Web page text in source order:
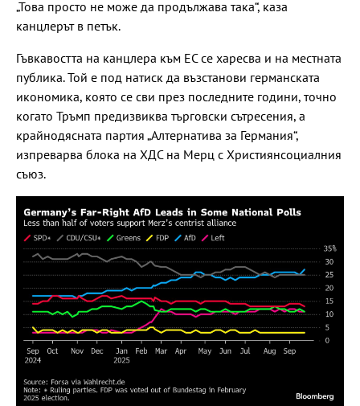
„Това просто не може да продължава така“, каза
канцлерът в петък.
Гъвкавостта на канцлера към ЕС се харесва и на местната
публика. Той е под натиск да възстанови германската
икономика, която се сви през последните години, точно
когато Тръмп предизвиква търговски сътресения, а
крайнодясната партия „Алтернатива за Германия“,
изпреварва блока на ХДС на Мерц с Християнсоциалния
съюз.